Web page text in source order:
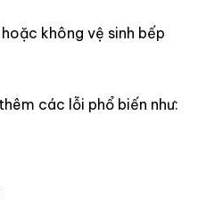
không vệ sinh bếp
các lỗi phổ biến như: